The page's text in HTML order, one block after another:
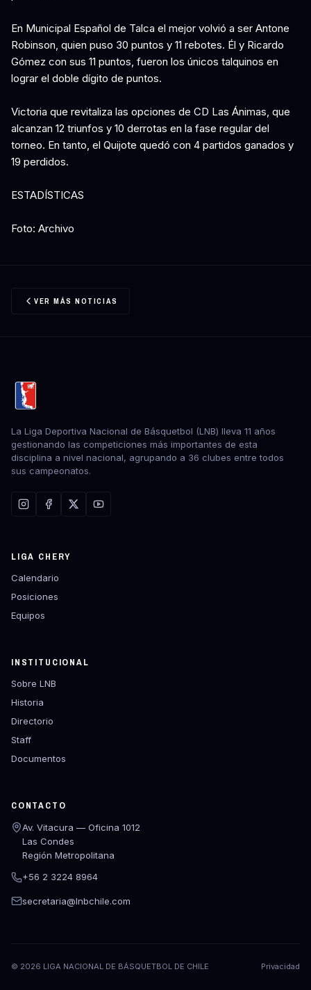
En Municipal Español de Talca el mejor volvió a ser Antone
Robinson, quien puso 30 puntos y 11 rebotes. Él y Ricardo
Gómez con sus 11 puntos, fueron los únicos talquinos en
lograr el doble dígito de puntos.
Victoria que revitaliza las opciones de CD Las Ánimas, que
alcanzan 12 triunfos y 10 derrotas en la fase regular del
torneo. En tanto, el Quijote quedó con 4 partidos ganados y
19 perdidos.
ESTADÍSTICAS
Foto: Archivo
VER MÁS NOTICIAS
La Liga Deportiva Nacional de Básquetbol (LNB) lleva 11 años
gestionando las competiciones más importantes de esta
disciplina a nivel nacional, agrupando a 36 clubes entre todos
sus campeonatos.
LIGA CHERY
Calendario
Posiciones
Equipos
INSTITUCIONAL
Sobre LNB
Historia
Directorio
Staff
Documentos
CONTACTO
Av. Vitacura — Oficina 1012
Las Condes
Región Metropolitana
+56 2 3224 8964
secretaria@lnbchile.com
© 2026 LIGA NACIONAL DE BÁSQUETBOL DE CHILE Privacidad